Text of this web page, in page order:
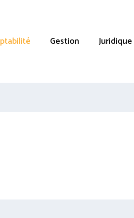
Gestion Juridique